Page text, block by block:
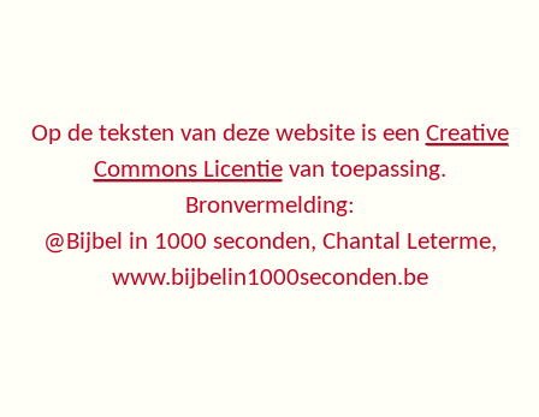
Op de teksten van deze website is een Creative
Commons Licentievan toepassing.
Bronvermelding:
@Bijbel in 1000 seconden, Chantal Leterme,
www.bijbelin1000seconden.be